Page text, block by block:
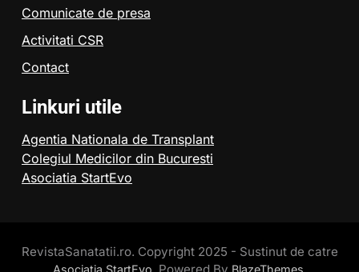
Comunicate de presa
Activitati CSR
Contact
Linkuri utile
Agentia Nationala de Transplant
Colegiul Medicilor din Bucuresti
Asociatia StartEvo
RevistaSanatatii.ro. Copyright 2025 - Sustinut de catre
Asociatia StartEvo. Powered By BlazeThemes